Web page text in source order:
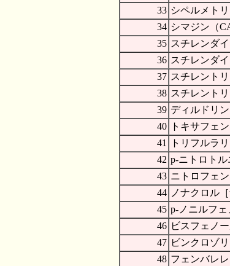
33 シペルメト
34 シマジン（
35 スチレンダ
36 スチレンダ
37 スチレント
38 スチレント
39 ディルドリン
40
トキサフェ
41
トリフルラ
42 p-ニトロトル
43 ニトロフェン
44 ノナクロル［
45 p-ノニルフ
46 ビスフェノ
47 ビンクロゾ
48 フェンバレ